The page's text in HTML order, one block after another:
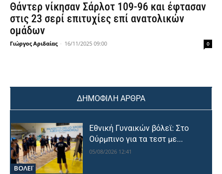
Θάντερ νίκησαν Σάρλοτ 109-96 και έφτασαν
στις 23 σερί επιτυχίες επί ανατολικών
ομάδων
Γιώργος Αριδαίας - 16/11/2025 09:00 0
ΔΗΜΟΦΙΛΗ ΑΡΘΡΑ
ΒΟΛΕΪ
Εθνική Γυναικών βόλεϊ: Στο
Ούρμπινο για τα τεστ με...
05/08/2026 12:41